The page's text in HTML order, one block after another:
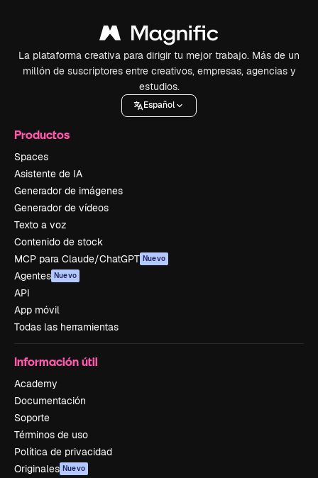
La plataforma creativa para dirigir tu mejor trabajo. Más de un
millón de suscriptores entre creativos, empresas, agencias y
estudios.
Español
Productos
Spaces
Asistente de IA
Generador de imágenes
Generador de vídeos
Texto a voz
Contenido de stock
MCP para Claude/ChatGPT Nuevo
Agentes Nuevo
API
App móvil
Todas las herramientas
Información útil
Academy
Documentación
Soporte
Términos de uso
Política de privacidad
Originales Nuevo